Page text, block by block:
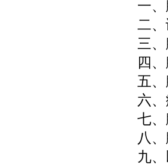
一
二
三
四
五
六
七
八
九